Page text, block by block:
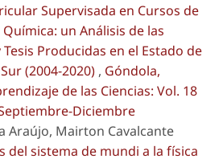
Supervisada en Cursos de
un Análisis de las
Producidas en el Estado de
(2004-2020) , Góndola,
de las Ciencias: Vol. 18
Diciembre
Araújo, Mairton Cavalcante
del sistema de mundi a la física